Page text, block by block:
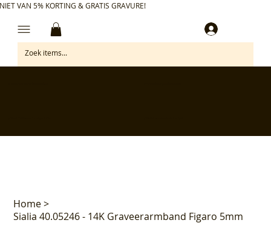
VAN 5% KORTING & GRATIS GRAVURE!
Home>
Sialia 40.05246 - 14K Graveerarmband Figaro 5mm